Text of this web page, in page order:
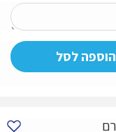
הוספה לסל